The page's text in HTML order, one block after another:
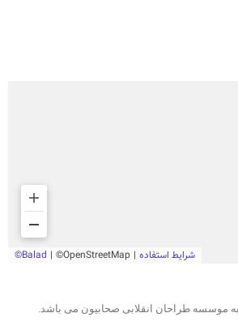
موسسه طراحان انقلابی صحابیون می باشد.